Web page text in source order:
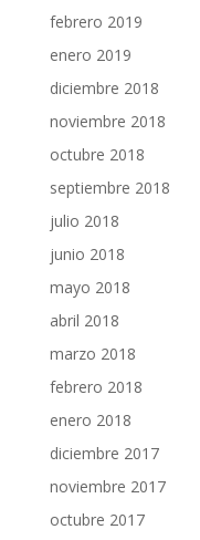
febrero 2019
enero 2019
diciembre 2018
noviembre 2018
octubre 2018
septiembre 2018
julio 2018
junio 2018
mayo 2018
abril 2018
marzo 2018
febrero 2018
enero 2018
diciembre 2017
noviembre 2017
octubre 2017